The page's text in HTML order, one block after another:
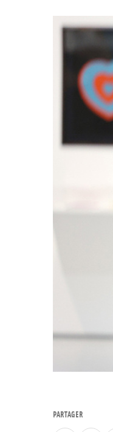
PARTAGER